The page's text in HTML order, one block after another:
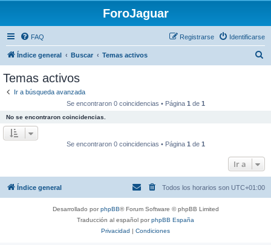
ForoJaguar
FAQ Identificarse
Registrarse
Índice general Buscar Temas activos
Temas activos
Ir a búsqueda avanzada
Se encontraron 0 coincidencias • Página 1 de 1
No se encontraron coincidencias.
Se encontraron 0 coincidencias • Página 1 de 1
Ir a
Índice general Todos los horarios son UTC+01:00
Desarrollado porphpBB® Forum Software © phpBB Limited
Traducción al español porphpBB España
Privacidad | Condiciones